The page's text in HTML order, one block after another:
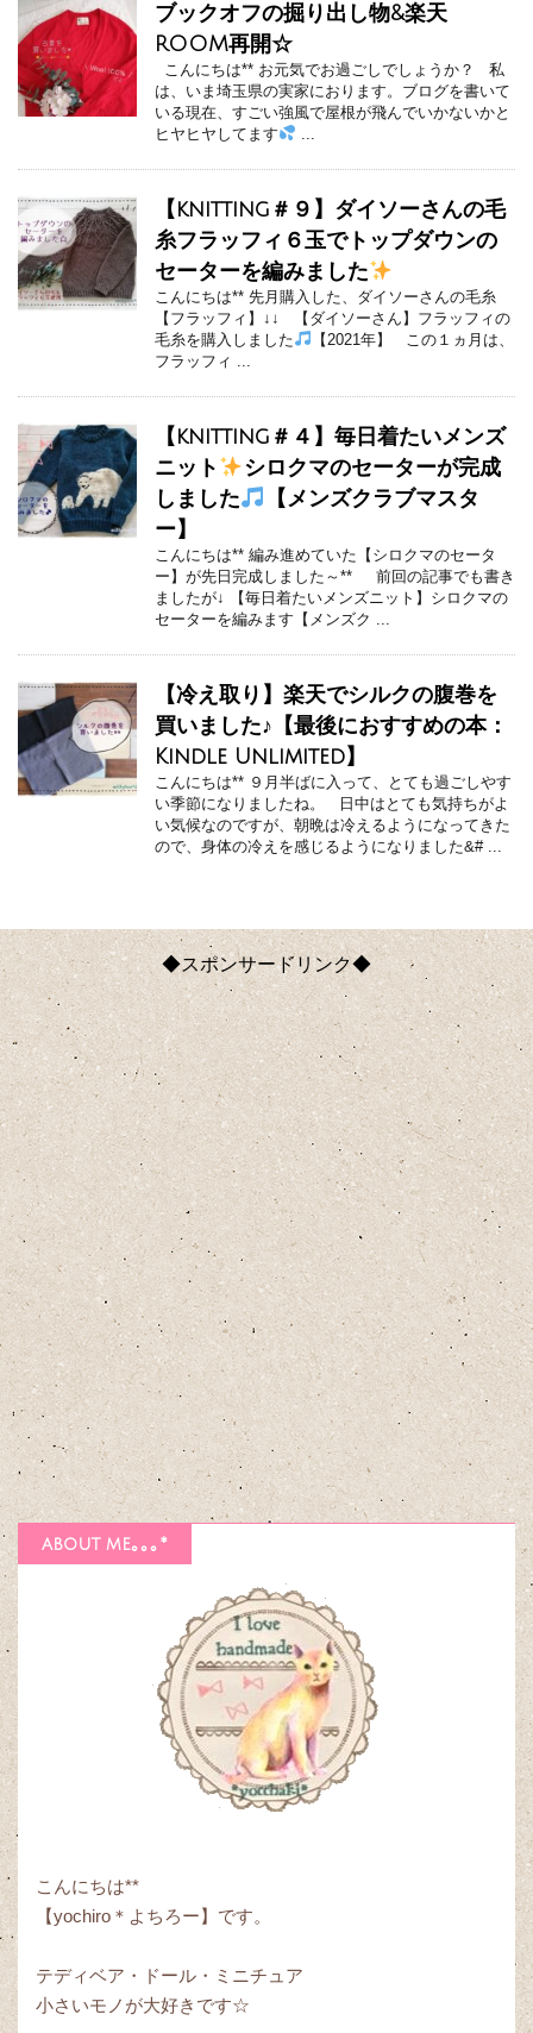
ブックオフの掘り出し物&楽天
ROOM再開☆
こんにちは** お元気でお過ごしでしょうか？ 私
は、いま埼玉県の実家におります。ブログを書いて
いる現在、すごい強風で屋根が飛んでいかないかと
ヒヤヒヤしてます
...
【knitting＃９】ダイソーさんの毛
糸フラッフィ６玉でトップダウンの
セーターを編みました
こんにちは** 先月購入した、ダイソーさんの毛糸
【フラッフィ】↓↓ 【ダイソーさん】フラッフィの
毛糸を購入しました
【2021年】 この１ヵ月は、
フラッフィ ...
【knitting＃４】毎日着たいメンズ
ニット
シロクマのセーターが完成
しました
【メンズクラブマスタ
ー】
こんにちは** 編み進めていた【シロクマのセータ
ー】が先日完成しました～** 前回の記事でも書き
ましたが↓ 【毎日着たいメンズニット】シロクマの
セーターを編みます【メンズク ...
【冷え取り】楽天でシルクの腹巻を
買いました♪【最後におすすめの本：
Kindle Unlimited】
こんにちは** ９月半ばに入って、とても過ごしやす
い季節になりましたね。 日中はとても気持ちがよ
い気候なのですが、朝晩は冷えるようになってきた
ので、身体の冷えを感じるようになりました&# ...
◆スポンサードリンク◆
about me｡｡｡*
こんにちは**
【yochiro＊よちろー】です。
テディベア・ドール・ミニチュア
小さいモノが大好きです☆